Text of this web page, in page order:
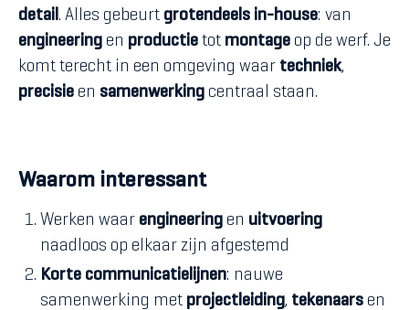
detail. Alles gebeurt grotendeels in-house: van
engineering en productie tot montage op de werf. Je
komt terecht in een omgeving waar techniek,
precisie en samenwerking centraal staan.
Waarom interessant
Werken waar engineering en uitvoering
naadloos op elkaar zijn afgestemd
Korte communicatielijnen: nauwe
samenwerking met projectleiding, tekenaars en